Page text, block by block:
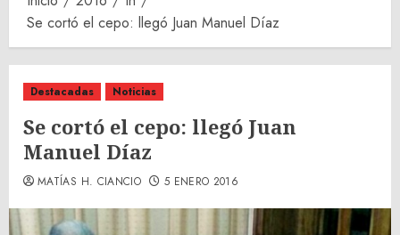
Se cortó el cepo: llegó Juan Manuel Díaz
Destacadas Noticias
Se cortó el cepo: llegó Juan
Manuel Díaz
MATÍAS H. CIANCIO 5 ENERO 2016